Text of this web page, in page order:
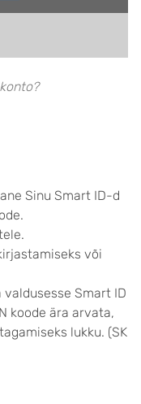
Sinu Smart ID-d
või
Smart ID
koode ära arvata,
lukku. (SK